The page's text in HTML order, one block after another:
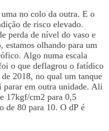
no colo da outra. E o
de risco elevado.
perda de nível do vaso e
estamos olhando para um
Algo numa escala
o que deflagrou o fatídico
2018, no qual um tanque
parar em outra unidade. Ali
17kgf/cm2 para 0,5
de 80 para 10. O dP é